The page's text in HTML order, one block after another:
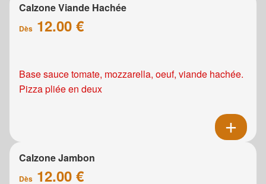
Calzone Viande Hachée
Dès 12.00 €
Base sauce tomate, mozzarella, oeuf, viande hachée.
Pizza pliée en deux
Calzone Jambon
Dès 12.00 €